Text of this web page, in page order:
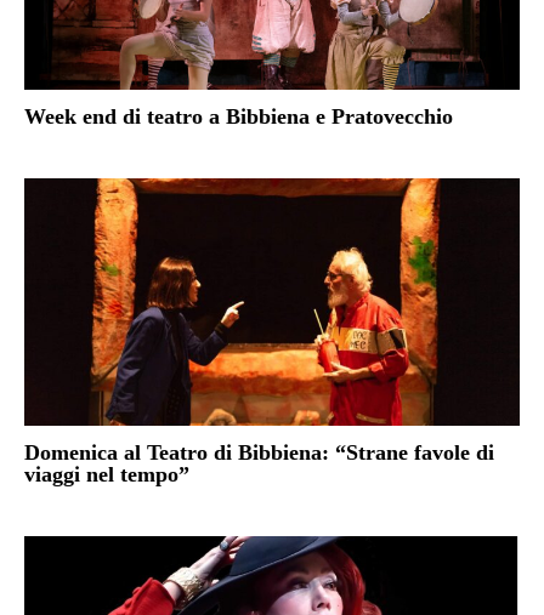
Week end di teatro a Bibbiena e Pratovecchio
Domenica al Teatro di Bibbiena: “Strane favole di
viaggi nel tempo”